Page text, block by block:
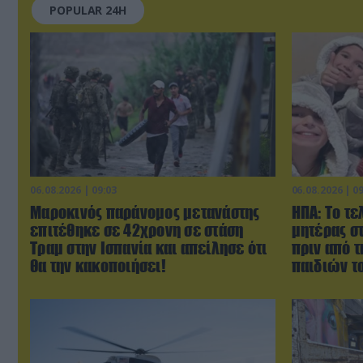
POPULAR 24H
06.08.2026 | 09:03
Μαροκινός παράνομος μετανάστης
επιτέθηκε σε 42χρονη σε στάση
Τραμ στην Ισπανία και απείλησε ότι
θα την κακοποιήσει!
06.08.2026 |
ΗΠΑ: Το
μητέρας
πριν από
παιδιών